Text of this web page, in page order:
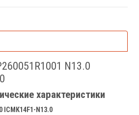
N13.0
характеристики
ICMK14F1-N13.0